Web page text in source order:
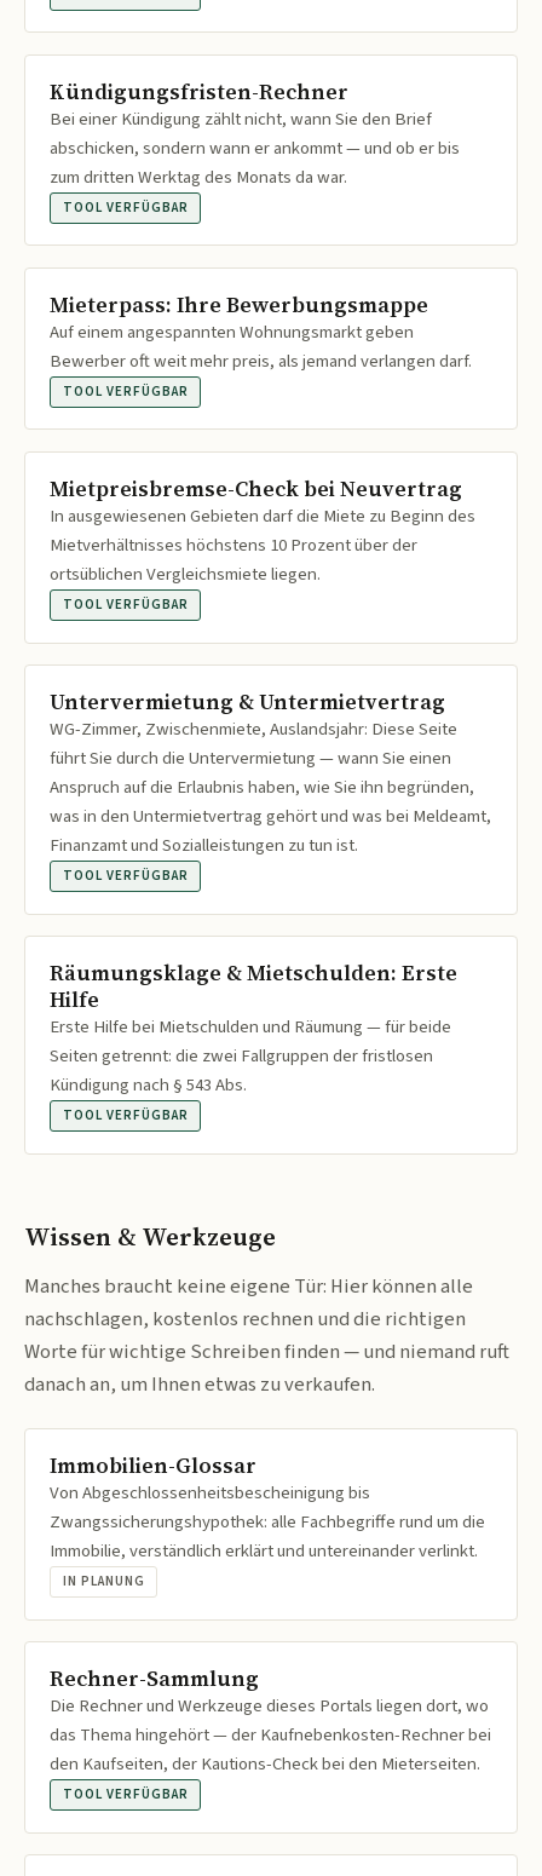
Kündigungsfristen-Rechner
Bei einer Kündigung zählt nicht, wann Sie den Brief
abschicken, sondern wann er ankommt — und ob er bis
zum dritten Werktag des Monats da war.
TOOL VERFÜGBAR
Mieterpass: Ihre Bewerbungsmappe
Auf einem angespannten Wohnungsmarkt geben
Bewerber oft weit mehr preis, als jemand verlangen darf.
TOOL VERFÜGBAR
Mietpreisbremse-Check bei Neuvertrag
In ausgewiesenen Gebieten darf die Miete zu Beginn des
Mietverhältnisses höchstens 10 Prozent über der
ortsüblichen Vergleichsmiete liegen.
TOOL VERFÜGBAR
Untervermietung & Untermietvertrag
WG-Zimmer, Zwischenmiete, Auslandsjahr: Diese Seite
führt Sie durch die Untervermietung — wann Sie einen
Anspruch auf die Erlaubnis haben, wie Sie ihn begründen,
was in den Untermietvertrag gehört und was bei Meldeamt,
Finanzamt und Sozialleistungen zu tun ist.
TOOL VERFÜGBAR
Räumungsklage & Mietschulden: Erste
Hilfe
Erste Hilfe bei Mietschulden und Räumung — für beide
Seiten getrennt: die zwei Fallgruppen der fristlosen
Kündigung nach § 543 Abs.
TOOL VERFÜGBAR
Wissen & Werkzeuge
Manches braucht keine eigene Tür: Hier können alle
nachschlagen, kostenlos rechnen und die richtigen
Worte für wichtige Schreiben finden — und niemand ruft
danach an, um Ihnen etwas zu verkaufen.
Immobilien-Glossar
Von Abgeschlossenheitsbescheinigung bis
Zwangssicherungshypothek: alle Fachbegriffe rund um die
Immobilie, verständlich erklärt und untereinander verlinkt.
IN PLANUNG
Rechner-Sammlung
Die Rechner und Werkzeuge dieses Portals liegen dort, wo
das Thema hingehört — der Kaufnebenkosten-Rechner bei
den Kaufseiten, der Kautions-Check bei den Mieterseiten.
TOOL VERFÜGBAR